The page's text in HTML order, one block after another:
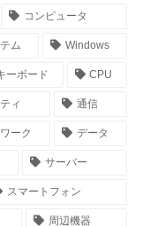
コンピュータ
ム Windows
ーボード CPU
ィ 通信
ーク データ
サーバー
スマートフォン
周辺機器